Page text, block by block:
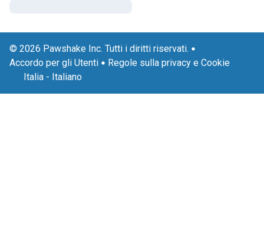
© 2026 Pawshake Inc. Tutti i diritti riservati.
Accordo per gli Utenti
Regole sulla privacy e Cookie
Italia - Italiano